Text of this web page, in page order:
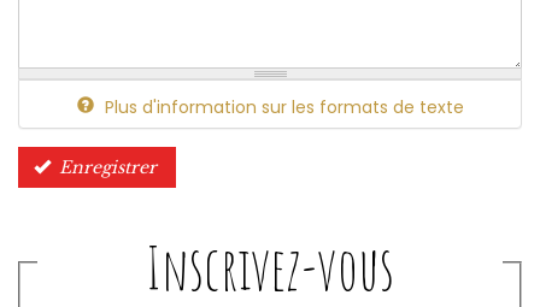
Plus d'information sur les formats de texte
Enregistrer
Inscrivez-vous